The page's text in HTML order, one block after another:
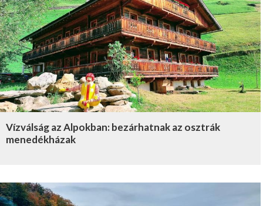
Vízválság az Alpokban: bezárhatnak az osztrák
menedékházak